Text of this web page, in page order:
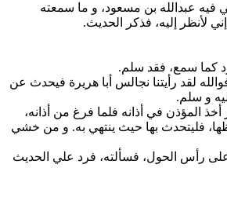
فيه عبدالله بن مسعود، و ما سمعته
إليه، فذكر الحديث.
لقد رأيتنا نجالس أبا هريرة فيحدث عن
و سلم.
المؤذن في أذانه فلما فرغ من أذانه،
فليتحدث بها حيث ينتهي به. و من خشي
رأس الحول، فسألته، فرد علي الحديث